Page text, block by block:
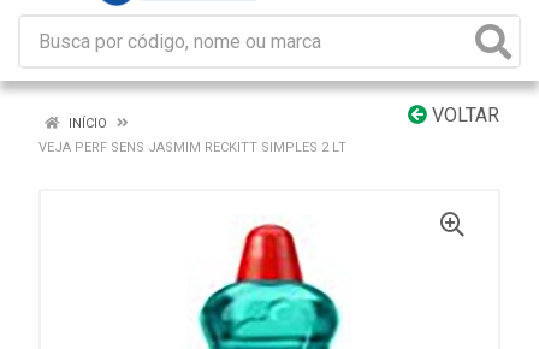
VOLTAR
INÍCIO
VEJA PERF SENS JASMIM RECKITT SIMPLES 2 LT